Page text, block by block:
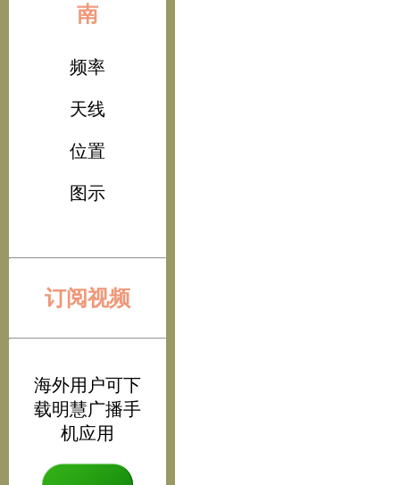
南
频率
天线
位置
图示
订阅视频
海外用户可下
载明慧广播手
机应用